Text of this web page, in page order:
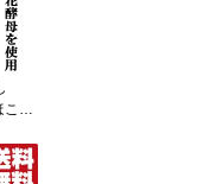
こる
取
」を
櫻